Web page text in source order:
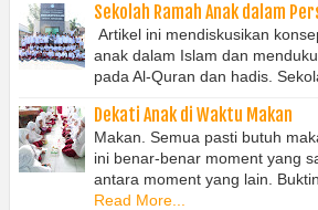
Sekolah Ramah Anak dalam
Artikel ini mendiskusikan
anak dalam Islam dan
pada Al-Quran dan hadis.
Dekati Anak di Waktu Makan
Makan. Semua pasti butuh
ini benar-benar moment yang
antara moment yang lain.
Read More...